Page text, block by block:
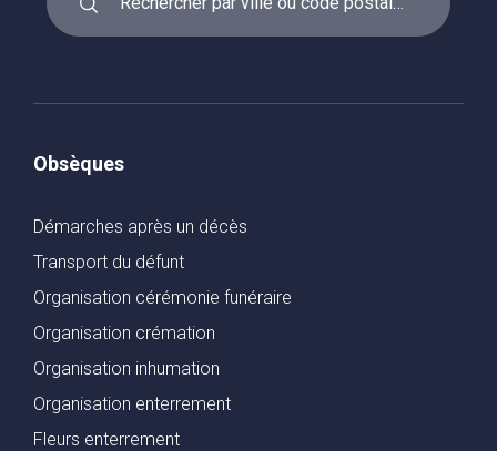
Obsèques
Démarches après un décès
Transport du défunt
Organisation cérémonie funéraire
Organisation crémation
Organisation inhumation
Organisation enterrement
Fleurs enterrement